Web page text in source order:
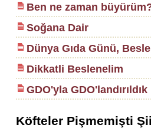
Ben ne zaman
Soğana Dair
Dünya Gıda Günü,
Dikkatli Beslenelim
GDO'yla GDO'landırıldık
Köfteler Pişmemişti